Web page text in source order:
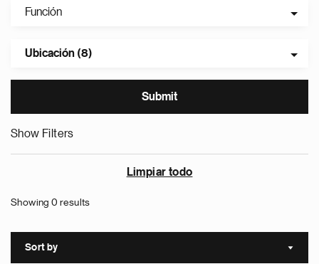
Función
Ubicación (8)
Show Filters
Limpiar todo
Showing 0 results
Sort by Sort